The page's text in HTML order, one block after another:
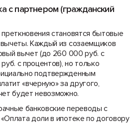
с партнером (гражданский
становятся бытовые
Каждый из созаемщиков
вычет (до 260 000 руб. с
с процентов), но только
подтвержденным
«вчерную» за другого,
будет невозможно.
банковские переводы с
доли в ипотеке по договору